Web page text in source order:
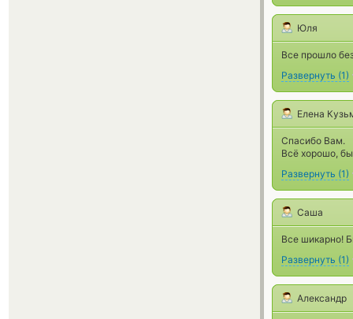
Юля
Все прошло
Развернуть (1)
Елена
Спасибо Вам.
Всё хорошо,
Развернуть (1)
Саша
Все шикарно!
Развернуть (1)
Александр